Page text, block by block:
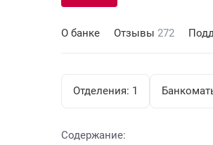
О банке Отзывы 272
Отделения: 1
Содержание: